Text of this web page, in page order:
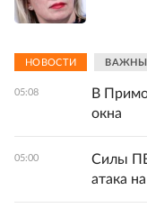
НОВОСТИ
05:08
В
окна
05:00
Силы
атака